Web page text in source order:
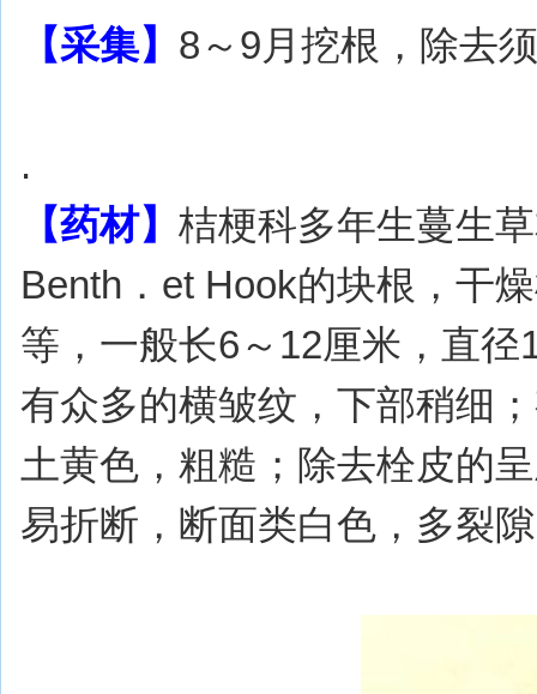
【采集】 8～9月挖根，除去
.
【药材】 桔梗科多年生蔓生
Benth．et Hook的块根，干
等，一般长6～12厘米，直
有众多的横皱纹，下部稍细
土黄色，粗糙；除去栓皮的
易折断，断面类白色，多裂